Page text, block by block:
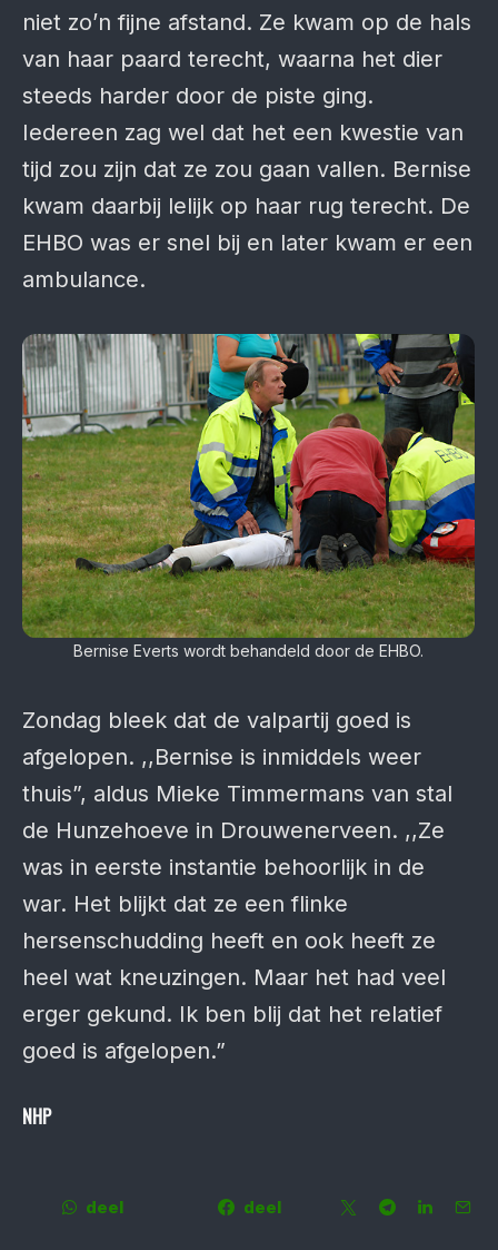
niet zo’n fijne afstand. Ze kwam op de hals
van haar paard terecht, waarna het dier
steeds harder door de piste ging.
Iedereen zag wel dat het een kwestie van
tijd zou zijn dat ze zou gaan vallen. Bernise
kwam daarbij lelijk op haar rug terecht. De
EHBO was er snel bij en later kwam er een
ambulance.
Bernise Everts wordt behandeld door de EHBO.
Zondag bleek dat de valpartij goed is
afgelopen. ,,Bernise is inmiddels weer
thuis”, aldus Mieke Timmermans van stal
de Hunzehoeve in Drouwenerveen. ,,Ze
was in eerste instantie behoorlijk in de
war. Het blijkt dat ze een flinke
hersenschudding heeft en ook heeft ze
heel wat kneuzingen. Maar het had veel
erger gekund. Ik ben blij dat het relatief
goed is afgelopen.”
NHP
deel deel